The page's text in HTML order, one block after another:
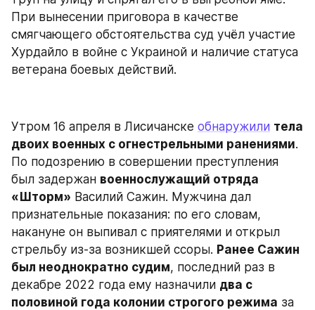
При вынесении приговора в качестве
смягчающего обстоятельства суд учёл участие
Хурдайло в войне с Украиной и наличие статуса
ветерана боевых действий.
Утром 16 апреля в Лисичанске обнаружили тела
двоих военных с огнестрельными ранениями.
По подозрению в совершении преступления
был задержан военнослужащий отряда
«Шторм» Василий Сажин. Мужчина дал
признательные показания: по его словам,
накануне он выпивал с приятелями и открыл
стрельбу из-за возникшей ссоры. Ранее Сажин
был неоднократно судим, последний раз в
декабре 2022 года ему назначили два с
половиной года колонии строгого режима за